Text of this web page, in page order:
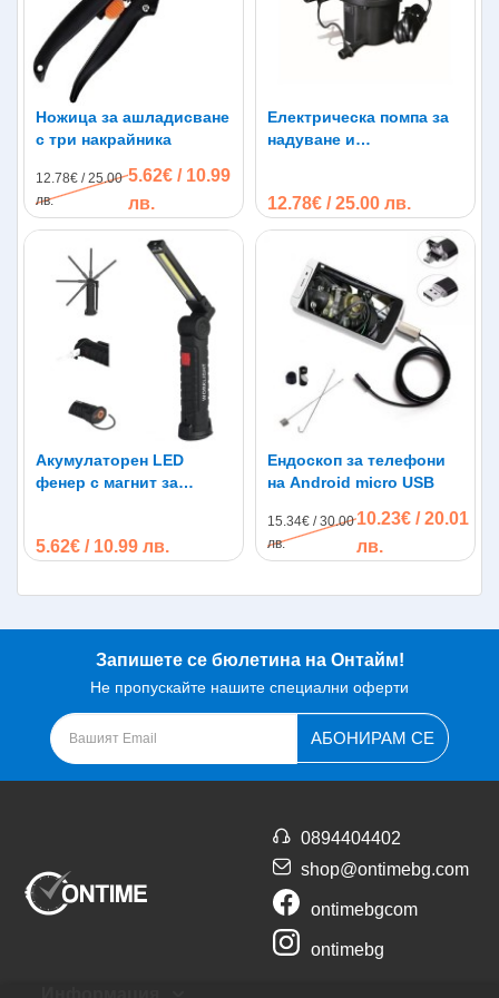
Ножица за ашладисване
с три накрайника
12.78€ / 25.00
лв.
5.62€ / 10.99
лв.
Електрическа помпа за
надуване и
12.78€ / 25.00 лв.
Акумулаторен LED
фенер с магнит за
5.62€ / 10.99 лв.
Ендоскоп за телефони
на Android micro USB
15.34€ / 30.00
лв.
10.23€ / 20.01
лв.
Запишете се бюлетина на Онтайм!
Не пропускайте нашите специални оферти
АБОНИРАМ СЕ
0894404402
shop@ontimebg.com
ontimebgcom
ontimebg